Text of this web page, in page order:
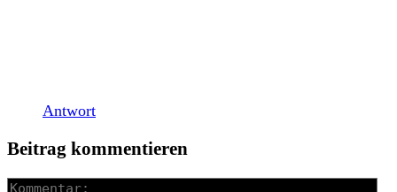
Antwort
Beitrag kommentieren